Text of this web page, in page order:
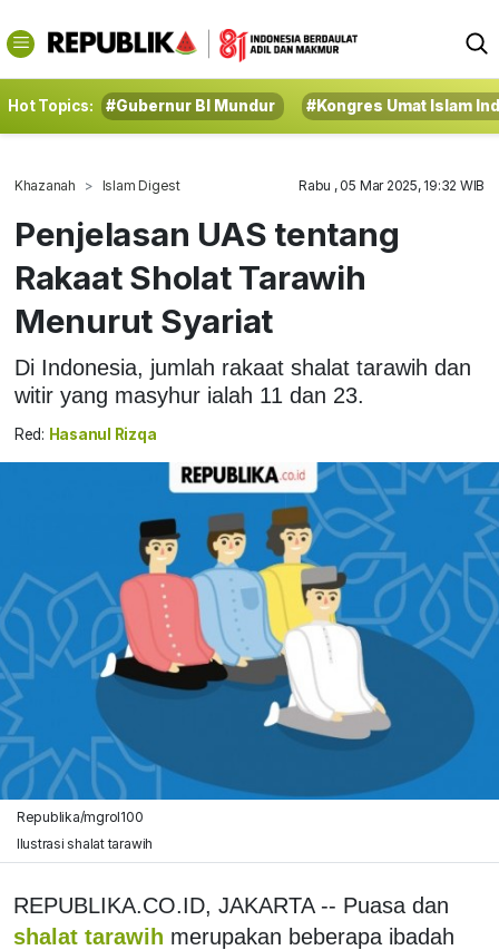
Hot Topics: #Gubernur BI Mundur #Kongres Umat Islam
Khazanah Islam Digest Rabu , 05 Mar 2025, 19:32 WIB
Penjelasan UAS tentang
Rakaat Sholat Tarawih
Menurut Syariat
Di Indonesia, jumlah rakaat shalat tarawih dan
witir yang masyhur ialah 11 dan 23.
Red: Hasanul Rizqa
Republika/mgrol100
Ilustrasi shalat tarawih
REPUBLIKA.CO.ID, JAKARTA -- Puasa dan
shalat tarawih merupakan beberapa ibadah